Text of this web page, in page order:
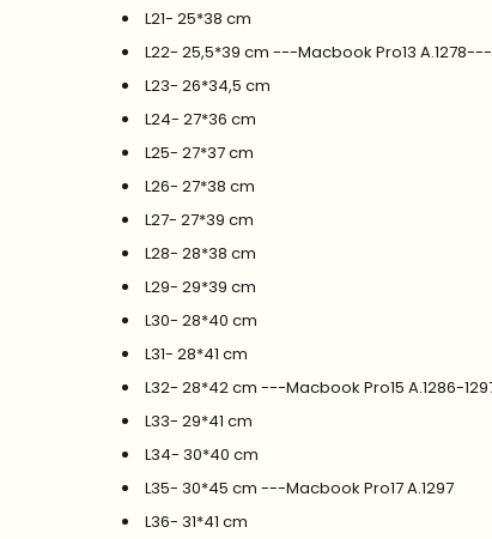
L21- 25*38 cm
L22- 25,5*39 cm ---Macbook Pro13
L23- 26*34,5 cm
L24- 27*36 cm
L25- 27*37 cm
L26- 27*38 cm
L27- 27*39 cm
L28- 28*38 cm
L29- 29*39 cm
L30- 28*40 cm
L31- 28*41 cm
L32- 28*42 cm ---Macbook Pro15 A.1286-
L33- 29*41 cm
L34- 30*40 cm
L35- 30*45 cm ---Macbook Pro17 A.1297
L36- 31*41 cm